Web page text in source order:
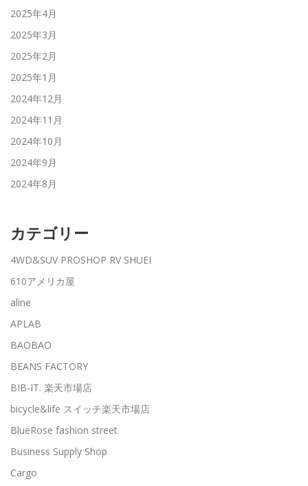
2025年4月
2025年3月
2025年2月
2025年1月
2024年12月
2024年11月
2024年10月
2024年9月
2024年8月
カテゴリー
4WD&SUV PROSHOP RV SHUEI
610アメリカ屋
aline
APLAB
BAOBAO
BEANS FACTORY
BIB-IT. 楽天市場店
bicycle&life スイッチ楽天市場店
BlueRose fashion street
Business Supply Shop
Cargo